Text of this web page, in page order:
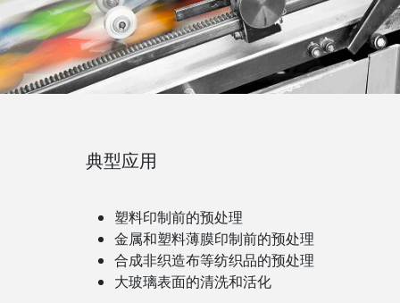
典型应用
塑料印制前的预处理
金属和塑料薄膜印制前的预处理
合成非织造布等纺织品的预处理
大玻璃表面的清洗和活化